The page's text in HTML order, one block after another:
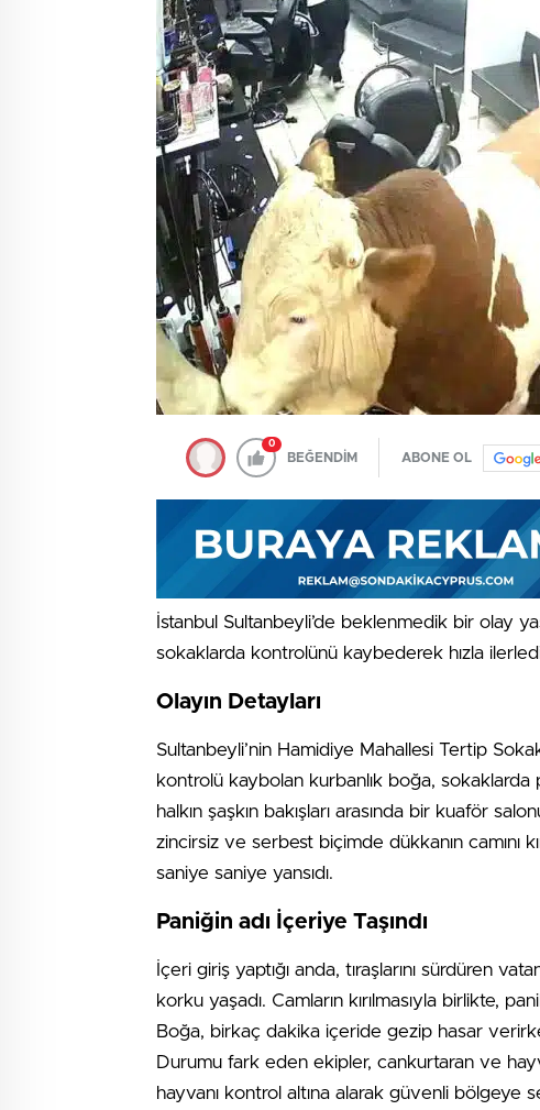
0
BEĞENDİM ABONE OL
İstanbul Sultanbeyli’de beklenmedik bir olay
sokaklarda kontrolünü kaybederek hızla
Olayın Detayları
Sultanbeyli’nin Hamidiye Mahallesi Tertip
kontrolü kaybolan kurbanlık boğa, sokaklarda
halkın şaşkın bakışları arasında bir kuaför
zincirsiz ve serbest biçimde dükkanın camını
saniye saniye yansıdı.
Paniğin adı İçeriye Taşındı
İçeri giriş yaptığı anda, tıraşlarını sürdüren
korku yaşadı. Camların kırılmasıyla birlikte,
Boğa, birkaç dakika içeride gezip hasar
Durumu fark eden ekipler, cankurtaran ve
hayvanı kontrol altına alarak güvenli bölgeye